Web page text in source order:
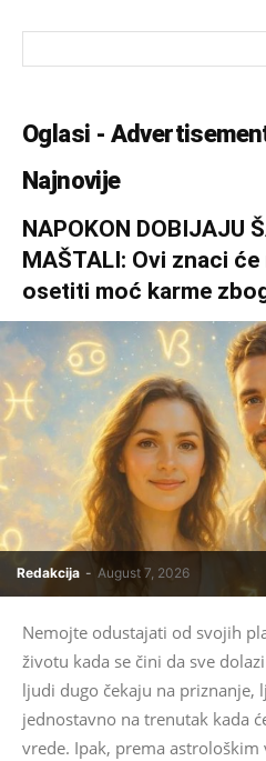
Oglasi -
Najnovije
NAPOKON DOBIJAJU
MAŠTALI: Ovi znaci
osetiti moć karme
Redakcija - August 7, 2026
Nemojte odustajati od svojih
životu kada se čini da sve
ljudi dugo čekaju na
jednostavno na trenutak kada
vrede. Ipak, prema